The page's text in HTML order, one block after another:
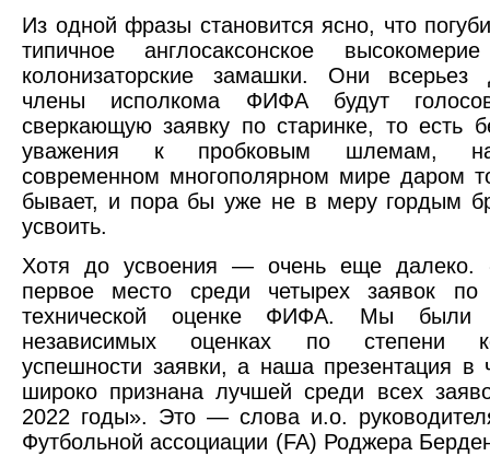
Из одной фразы становится ясно, что
типичное англосаксонское
колонизаторские замашки. Они всерьез
члены исполкома ФИФА будут
сверкающую заявку по старинке, то есть
уважения к пробковым шлемам,
современном многополярном мире даром
бывает, и пора бы уже не в меру гордым
усвоить.
Хотя до усвоения — очень еще далеко.
первое место среди четырех заявок по
технической оценке ФИФА. Мы
независимых оценках по степени
успешности заявки, а наша презентация в
широко признана лучшей среди всех
2022 годы». Это — слова и.о.
Футбольной ассоциации (FA) Роджера